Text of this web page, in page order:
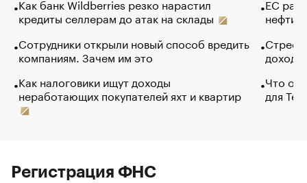
Как банк Wildberries резко нарастил
кредиты селлерам до атак на склады
Сотрудники открыли новый способ вредить
компаниям. Зачем им это
Как налоговики ищут доходы
неработающих покупателей яхт и квартир
ЕС
нефти
Что
для
Регистрация ФНС